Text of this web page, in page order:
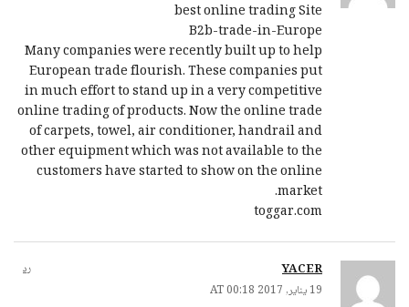
best online trading Site
B2b-trade-in-Europe
Many companies were recently built up to help
European trade flourish. These companies put
in much effort to stand up in a very competitive
online trading of products. Now the online trade
of carpets, towel, air conditioner, handrail and
other equipment which was not available to the
customers have started to show on the online
market.
toggar.com
YACER
19 يناير, 2017 AT 00:18
رد